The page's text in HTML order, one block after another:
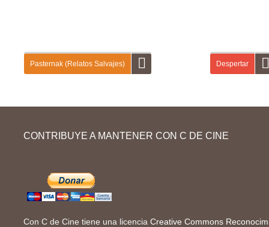
Pasternak (Relatos Salvajes)
personal a otras personas (nombre, apellido,
Despertar
Campofrío.
CONTRIBUYE A MANTENER CON C DE CINE
Con C de Cine tiene una licenciaCreative Commons